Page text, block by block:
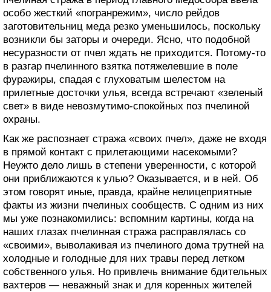
особо жесткий «погранрежим», число рейдов
заготовительниц меда резко уменьшилось, поскольку
возникли бы заторы и очереди. Ясно, что подобной
несуразности от пчел ждать не приходится. Потому-то
в разгар пчелинного взятка потяжелевшие в поле
фуражиры, спадая с глуховатым шелестом на
прилетные досточки улья, всегда встречают «зеленый
свет» в виде невозмутимо-спокойных поз пчелиной
охраны.
Как же распознает стража «своих пчел», даже не входя
в прямой контакт с прилетающими насекомыми?
Неужто дело лишь в степени уверенности, с которой
они приближаются к улью? Оказывается, и в ней. Об
этом говорят иные, правда, крайне нелицеприятные
факты из жизни пчелиных сообществ. С одним из них
мы уже познакомились: вспомним картины, когда на
наших глазах пчелинная стража расправлялась со
«своими», выволакивая из пчелиного дома трутней на
холодные и голодные для них травы перед летком
собственного улья. Но привлечь внимание бдительных
вахтеров — неважный знак и для коренных жителей